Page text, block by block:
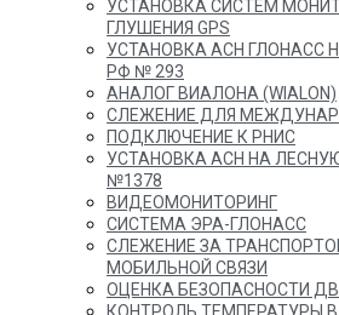
УСТАНОВКА СИСТЕМ
ГЛУШЕНИЯ GPS
УСТАНОВКА АСН ГЛОНАСС
РФ № 293
АНАЛОГ ВИАЛОНА (WIALON)
СЛЕЖЕНИЕ ДЛЯ
ПОДКЛЮЧЕНИЕ К РНИС
УСТАНОВКА АСН НА
№1378
ВИДЕОМОНИТОРИНГ
СИСТЕМА ЭРА-ГЛОНАСС
СЛЕЖЕНИЕ ЗА
МОБИЛЬНОЙ СВЯЗИ
ОЦЕНКА БЕЗОПАСНОСТИ